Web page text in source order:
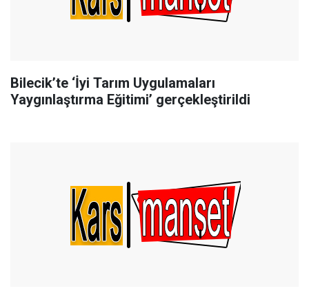
Bilecik’te ‘İyi Tarım Uygulamaları
Yaygınlaştırma Eğitimi’ gerçekleştirildi